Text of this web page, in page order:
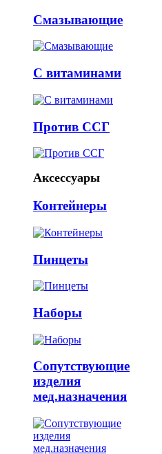
Смазывающие
С витаминами
Против ССГ
Аксессуары
Контейнеры
Пинцеты
Наборы
Сопутствующие
изделия
мед.назначения